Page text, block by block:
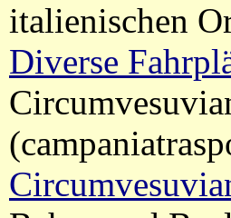
italienischen
Diverse